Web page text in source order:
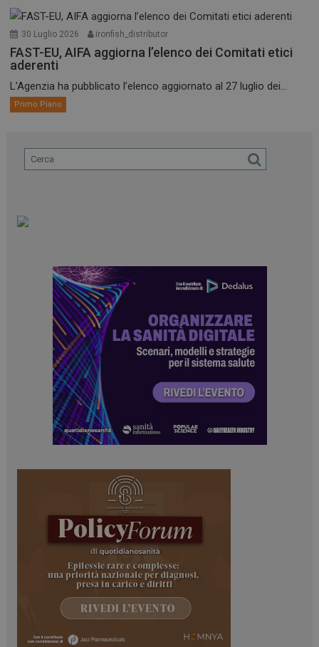
30 Luglio 2026 ironfish_distributor
FAST-EU, AIFA aggiorna l’elenco dei Comitati etici
aderenti
L’Agenzia ha pubblicato l’elenco aggiornato al 27 luglio dei...
Primo Piano